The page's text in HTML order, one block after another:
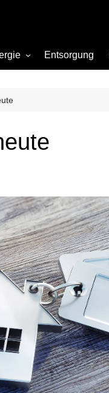
Entsorgung